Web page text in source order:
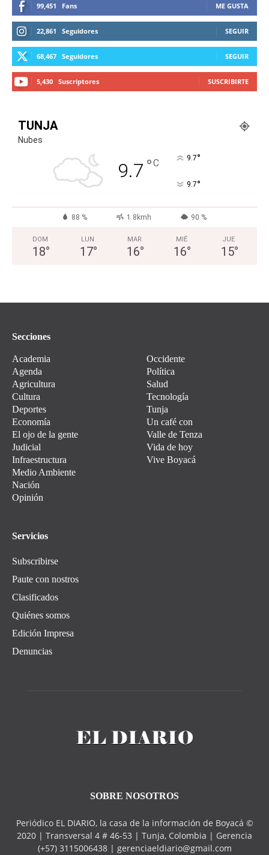
99,451 Fans ME GUSTA
22,861 Seguidores SEGUIR
68,467 Seguidores SEGUIR
5,430 Suscriptores SUSCRIBIRTE
TUNJA
Nubes
9.7 °C 9.7°
9.7°
88 % 1.8kmh 90 %
DOM
18°
LUN
17°
MAR
16°
MIÉ
16°
JUE
15°
Secciones
Academia
Agenda
Agricultura
Cultura
Deportes
Economía
El ojo de la gente
Judicial
Infraestructura
Medio Ambiente
Nación
Opinión
Occidente
Política
Salud
Tecnología
Tunja
Un café con
Valle de Tenza
Vida de hoy
Vive Boyacá
Servicios
Subscribirse
Paute con nostros
Clasificados
Quiénes somos
Edición Impresa
Denuncias
SOBRE NOSOTROS
Periódico EL DIARIO, la casa de la información de Boyacá ©
2020 | Transversal 4 # 46-53 | Tunja, Colombia | Gerencia
(+57) 3115006438 | gerenciaeldiario@gmail.com